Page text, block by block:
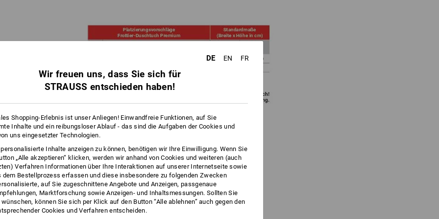
je Produkt und Platzierung ist entscheidend!
1) erhalten Sie eine Übersicht, welche Veredelungstechnik
Größe auf der von Ihnen gewünschten Platzierung machbar ist.
zu den unterschiedlichen Veredelungstechniken erhalten Sie hier:
DE EN FR
Wir freuen uns, dass Sie sich für
STRAUSS entschieden haben!
Shopping-Erlebnis ist unser Anliegen! Einwandfreie Funktionen, auf Sie
Inhalte und ein reibungsloser Ablauf - das sind die Aufgaben der Cookies und
uns eingesetzter Technologien.
Inhalte anzeigen zu können, benötigen wir Ihre Einwilligung. Wenn Sie
„Alle akzeptieren“ klicken, werden wir anhand von Cookies und weiteren (auch
Verfahren Informationen über Ihre Interaktionen auf unserer Internetseite sowie
dem Bestellprozess erfassen und diese insbesondere zu folgenden Zwecken
auf Sie zugeschnittene Angebote und Anzeigen, passgenaue
Marktforschung sowie Anzeigen- und Inhaltsmessungen. Sollten Sie
können Sie sich per Klick auf den Button “Alle ablehnen” auch gegen den
Cookies und Verfahren entscheiden.